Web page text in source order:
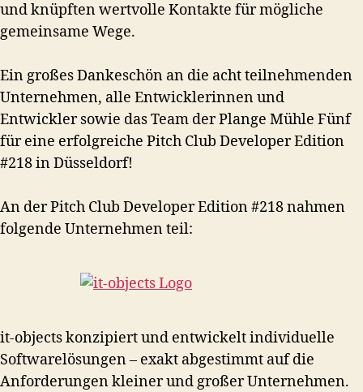
und knüpften wertvolle Kontakte für mögliche
gemeinsame Wege.
Ein großes Dankeschön an die acht teilnehmenden
Unternehmen, alle Entwicklerinnen und
Entwickler sowie das Team der Plange Mühle Fünf
für eine erfolgreiche Pitch Club Developer Edition
#218 in Düsseldorf!
An der Pitch Club Developer Edition #218 nahmen
folgende Unternehmen teil:
it-objects konzipiert und entwickelt individuelle
Softwarelösungen – exakt abgestimmt auf die
Anforderungen kleiner und großer Unternehmen.